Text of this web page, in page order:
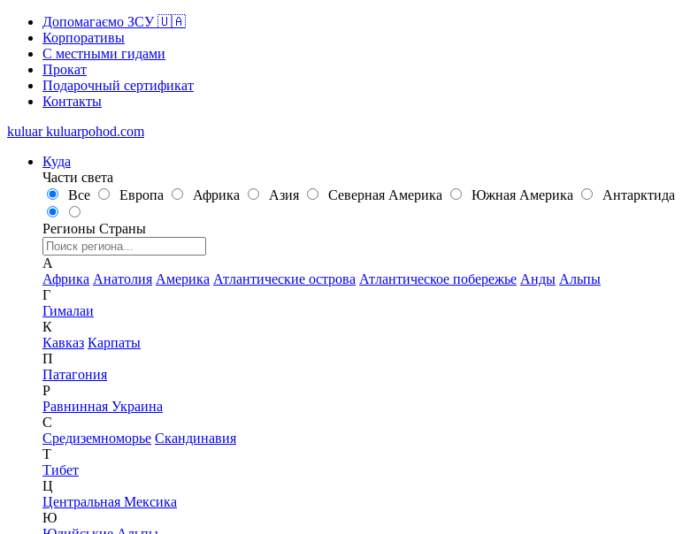
Допомагаємо ЗСУ 🇺🇦
Корпоративы
С местными гидами
Прокат
Подарочный сертификат
Контакты
kuluar kuluarpohod.com
Куда
Части света
Все
Европа Африка Азия Северная Америка Южная Америка Антарктида
Регионы Страны
А
Африка Анатолия Америка Атлантические острова Атлантическое побережье Анды Альпы
Г
Гималаи
К
Кавказ Карпаты
П
Патагония
Р
Равнинная Украина
С
Средиземноморье Скандинавия
Т
Тибет
Ц
Центральная Мексика
Ю